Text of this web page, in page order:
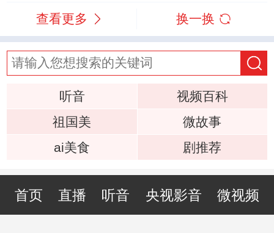
查看更多 换一换
听音
视频百科
祖国美
微故事
ai美食
剧推荐
首页 直播 听音 央视影音 微视频